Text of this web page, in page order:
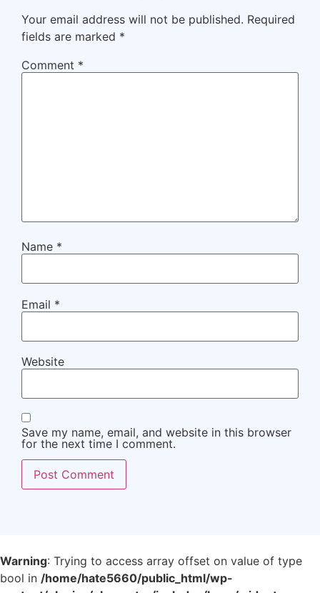
Your email address will not be published. Required
fields are marked *
Comment *
Name *
Email *
Website
Save my name, email, and website in this browser
for the next time I comment.
Warning: Trying to access array offset on value of type
bool in /home/hate5660/public_html/wp-